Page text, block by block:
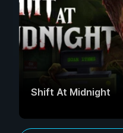
Shift At Midnight